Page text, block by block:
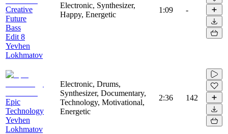
Creative
Future
Bass
Edit 8
Yevhen
Lokhmatov
Electronic, Synthesizer,
Happy, Energetic
1:09 -
Epic
Technology
Yevhen
Lokhmatov
Electronic, Drums,
Synthesizer, Documentary,
Technology, Motivational,
Energetic
2:36 142